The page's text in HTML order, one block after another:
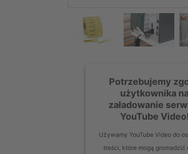
Potrzebujemy
użytkownika
załadowanie
YouTube Video!
Używamy YouTube Video do
treści, które mogą gromadzić